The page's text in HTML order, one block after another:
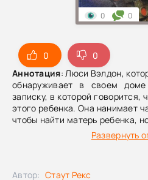
0
0
Аннотация: Люси Вэлдон,
обнаруживает в своем
записку, в которой
этого ребенка. Она нанимает
чтобы найти матерь ребенка,
умирает после визита
долгих поисков мать
Развернуть
0 0
Автор: Стаут Рекс